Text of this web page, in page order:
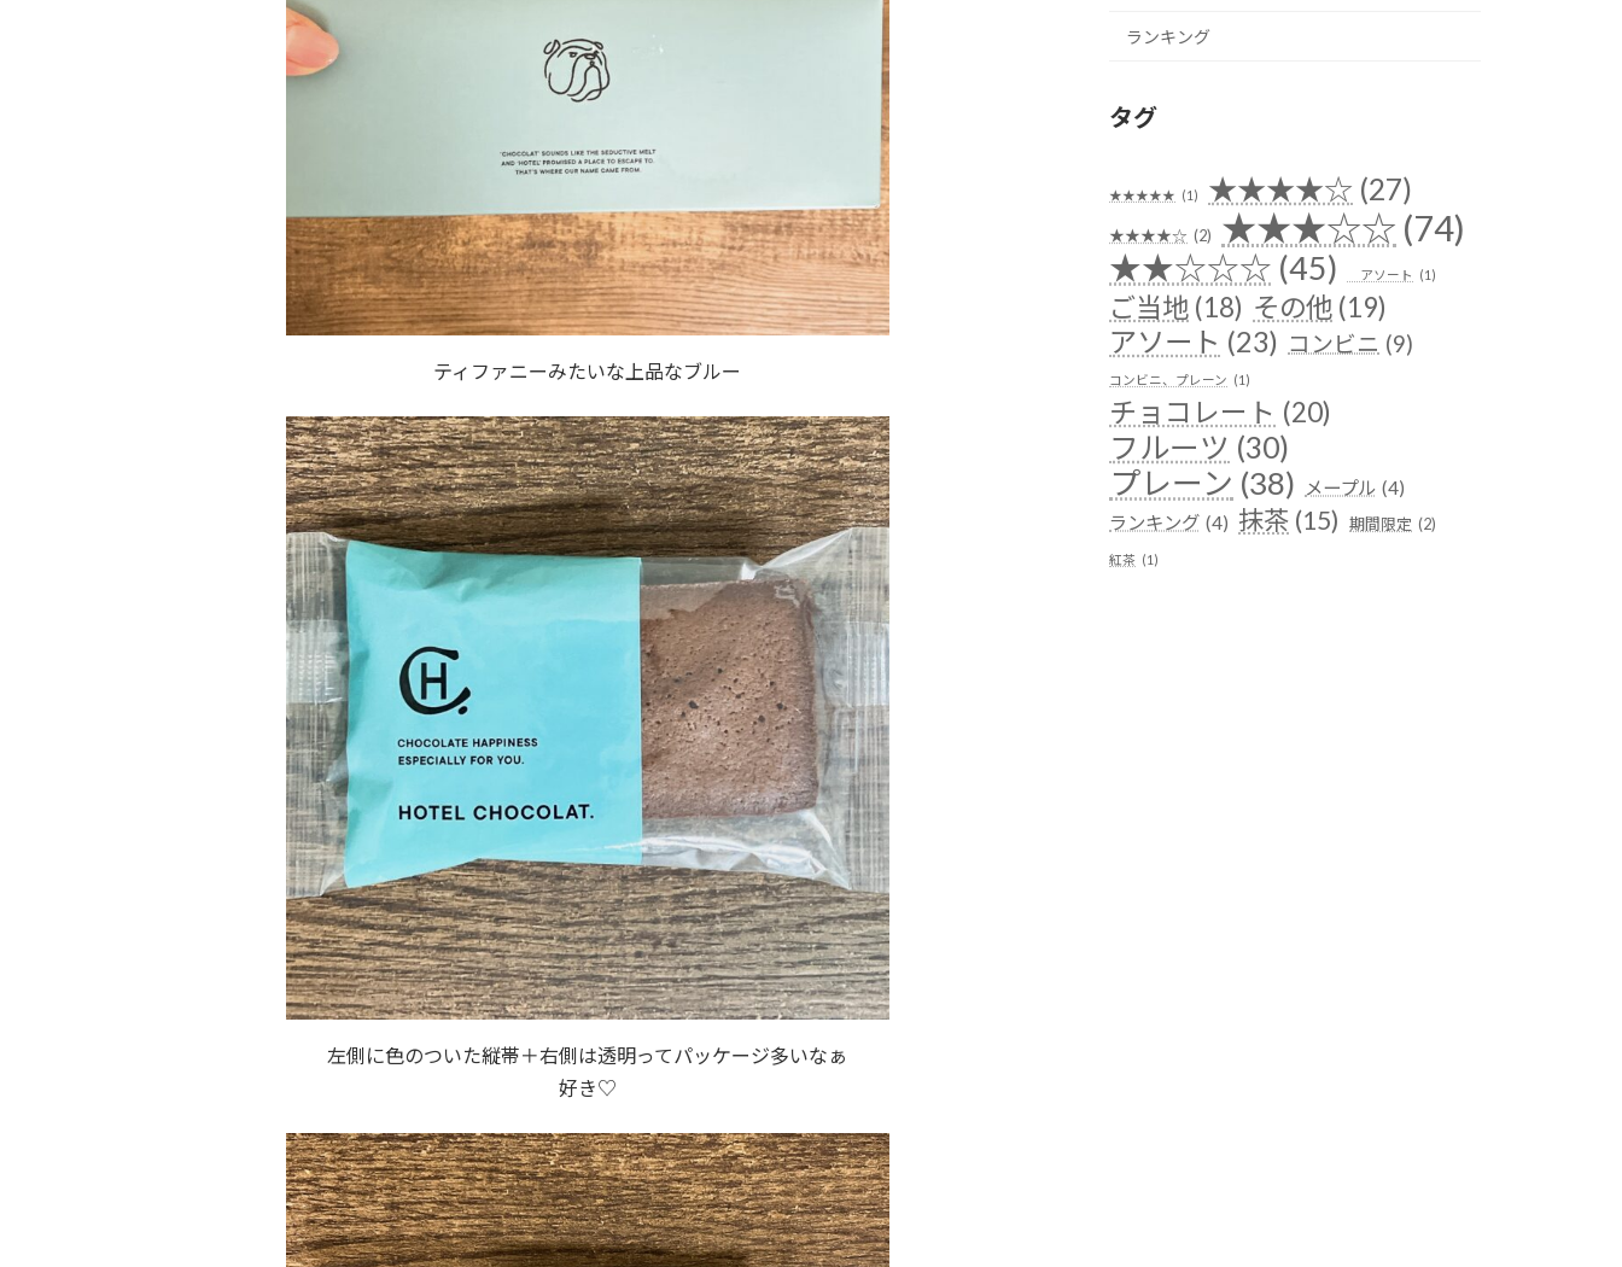
ティファニーみたいな上品なブルー
左側に色のついた縦帯＋右側は透明ってパッケージ多いなぁ
好き♡
ランキング
タグ
★★★★★ (1) ★★★★☆ (27)
★★★★☆ (2) ★★★☆☆ (74)
★★☆☆☆ (45) アソート (1)
ご当地 (18) その他 (19)
アソート (23) コンビニ (9)
コンビニ、プレーン (1)
チョコレート (20)
フルーツ (30)
プレーン (38) メープル (4)
ランキング (4) 抹茶 (15) 期間限定 (2)
紅茶 (1)